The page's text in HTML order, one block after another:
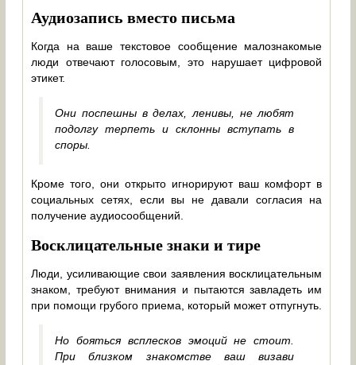
Аудиозапись вместо письма
Когда на ваше текстовое сообщение малознакомые
люди отвечают голосовым, это нарушает цифровой
этикет.
Они поспешны в делах, ленивы, не любят
подолгу терпеть и склонны вступать в
споры.
Кроме того, они открыто игнорируют ваш комфорт в
социальных сетях, если вы не давали согласия на
получение аудиосообщений.
Восклицательные знаки и тире
Люди, усиливающие свои заявления восклицательным
знаком, требуют внимания и пытаются завладеть им
при помощи грубого приема, который может отпугнуть.
Но бояться всплесков эмоций не стоит.
При близком знакомстве ваш визави